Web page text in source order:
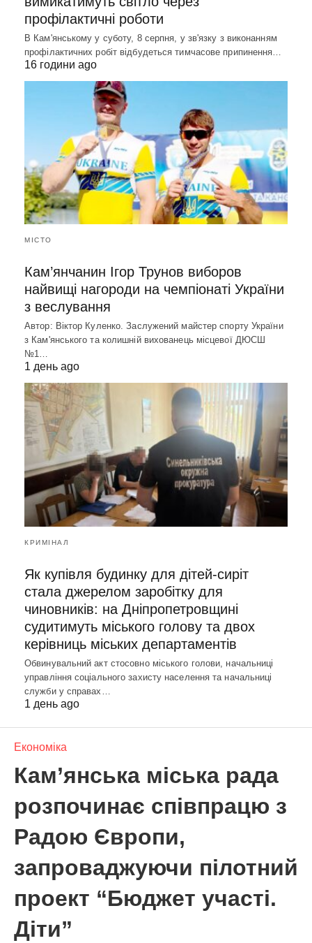
профілактичні роботи
В Кам'янському у суботу, 8 серпня, у зв'язку з виконанням
профілактичних робіт відбудеться тимчасове припинення…
16 години ago
МІСТО
Кам’янчанин Ігор Трунов виборов
найвищі нагороди на чемпіонаті України
з веслування
Автор: Віктор Куленко. Заслужений майстер спорту України
з Кам'янського та колишній вихованець місцевої ДЮСШ
№1…
1 день ago
КРИМІНАЛ
Як купівля будинку для дітей-сиріт
стала джерелом заробітку для
чиновників: на Дніпропетровщині
судитимуть міського голову та двох
керівниць міських департаментів
Обвинувальний акт стосовно міського голови, начальниці
управління соціального захисту населення та начальниці
служби у справах…
1 день ago